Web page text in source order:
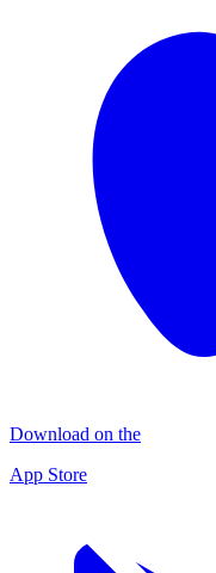
Download on the
App Store